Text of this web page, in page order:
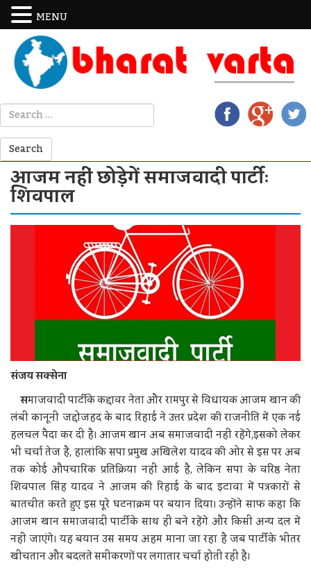
आजम नहीं छोड़ेगें समाजवादी पार्टीः
शिवपाल
संजय सक्सेना
समाजवादी पार्टी के कद्दावर नेता और रामपुर से विधायक आजम खान की
लंबी कानूनी जद्दोजहद के बाद रिहाई ने उत्तर प्रदेश की राजनीति में एक नई
हलचल पैदा कर दी है। आजम खान अब समाजवादी नहीं रहेंगे,इसको लेकर
भी चर्चा तेज है, हालांकि सपा प्रमुख अखिलेश यादव की ओर से इस पर अब
तक कोई औपचारिक प्रतिक्रिया नहीं आई है, लेकिन सपा के वरिष्ठ नेता
शिवपाल सिंह यादव ने आजम की रिहाई के बाद इटावा में पत्रकारों से
बातचीत करते हुए इस पूरे घटनाक्रम पर बयान दिया। उन्होंने साफ कहा कि
आजम खान समाजवादी पार्टी के साथ ही बने रहेंगे और किसी अन्य दल में
नहीं जाएंगे। यह बयान उस समय अहम माना जा रहा है जब पार्टी के भीतर
खींचतान और बदलते समीकरणों पर लगातार चर्चा होती रही है।
MENU